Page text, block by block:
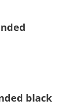
black